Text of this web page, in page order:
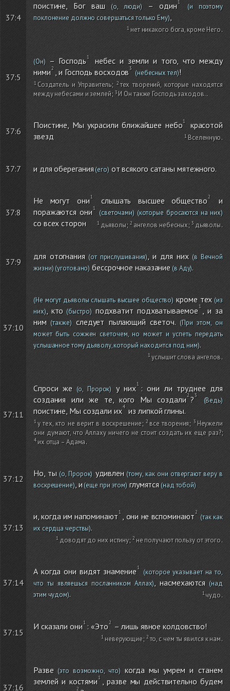
37:4
поистине, Бог ваш(о, люди) – один
(и поэтому
поклонение должно совершаться только Ему),
нет никакого бога, кроме Него.
37:5
(Он)– Господь
небес и земли и того, что между
ними , и Господь восходов (небесных тел)!
Создатель и Управитель;
тех творений, которые находятся
между небесами и землей; И Он также Господь заходов..
37:6
Поистине, Мы украсили ближайшее небо
красотой
звезд
Вселенную.
37:7 и для оберегания(его)от всякого сатаны мятежного.
37:8
Не могут они слышать высшее общество
и
поражаются они
(светочами)(которые бросаются на них)
со всех сторон дьяволы; ангелов небесных; дьяволы.
37:9
для отогнания(от прислушивания) , и для них(в Вечной
жизни)(уготовано) бессрочное наказание(в Аду).
37:10
(Не могут дьяволы слышать высшее общество) кроме тех (из
них), кто (быстро)подхватит подхватываемое
, и за
ним(также)следует пылающий светоч.(При этом, он
может быть сожжен светочем, но может и успеть передать
услышанное тому дьяволу, который находится под ним).
услышит слова ангелов.
37:11
Спроси же(о, Пророк) у них : они ли труднее для
создания или же те, кого Мы создали ? (Ведь)
поистине, Мы создали их из липкой глины.
у тех, кто не верит в воскрешение; все творения;
Неужели
они думают, что Аллаху ничего не стоит создать их еще раз?;
их отца – Адама.
37:12
Но, ты(о, Пророк) удивлен(тому, как они отвергают веру в
воскрешение), и(еще при этом) глумятся (над тобой)
37:13
и, когда им напоминают , они не вспоминают
(так как
их сердца черствы).
доводят до них истину; не получают пользу от этого.
37:14
А когда они видят знамение
(которое указывает на то,
что ты являешься посланником Аллах)
, насмехаются (над
этим чудом). чудо.
37:15
И сказали они : «Это – лишь явное колдовство!
неверующие; то, с чем ты явился к нам.
37:16
Разве(это возможно, что)когда мы умрем и станем
землей и костями , разве мы действительно будем